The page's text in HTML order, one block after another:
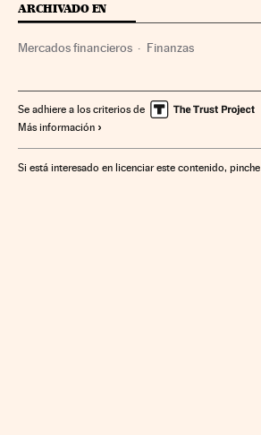
ARCHIVADO EN
Mercados financieros Finanzas
Se adhiere a los criterios de
Más información
Si está interesado en licenciar este contenido, pinche